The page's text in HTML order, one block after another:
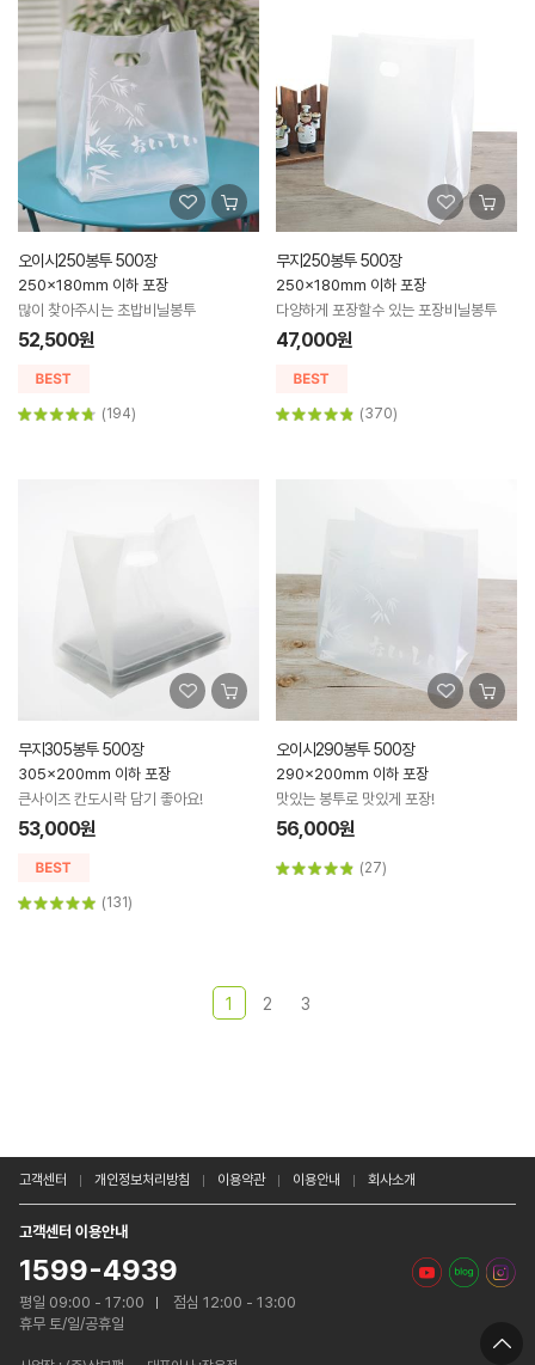
오이시250봉투 500장
250x180mm 이하 포장
많이 찾아주시는 초밥비닐봉투
52,500원
(194)
무지250봉투 500장
250x180mm 이하 포장
다양하게 포장할수 있는 포장비닐봉투
47,000원
(370)
무지305봉투 500장
305x200mm 이하 포장
큰사이즈 칸도시락 담기 좋아요!
53,000원
(131)
오이시290봉투 500장
290x200mm 이하 포장
맛있는 봉투로 맛있게 포장!
56,000원
(27)
1 2 3
고객센터 개인정보처리방침 이용약관 이용안내 회사소개
고객센터 이용안내
1599-4939
평일 09:00 - 17:00
점심 12:00 - 13:00
휴무 토/일/공휴일